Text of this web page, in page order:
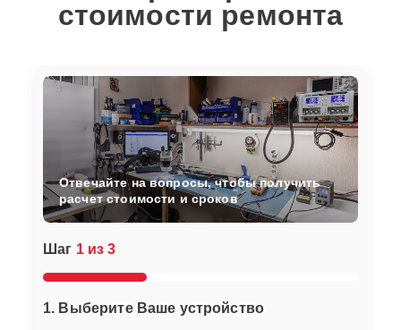
стоимости ремонта
Шаг 1 из 3
1. Выберите Ваше устройство
Отвечайте на вопросы, чтобы получить
расчет стоимости и сроков